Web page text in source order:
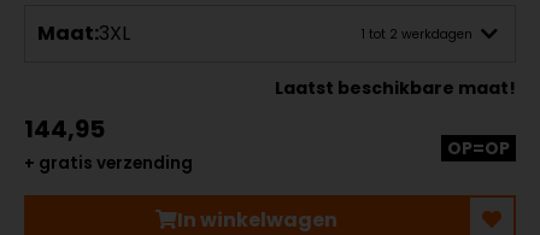
Maat:3XL 1 tot 2 werkdagen
Laatst beschikbare maat!
144,95
+ gratis verzending
OP=OP
In winkelwagen